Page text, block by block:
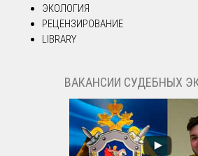
ЭКОЛОГИЯ
РЕЦЕНЗИРОВАНИЕ
LIBRARY
ВАКАНСИИ СУДЕБНЫХ